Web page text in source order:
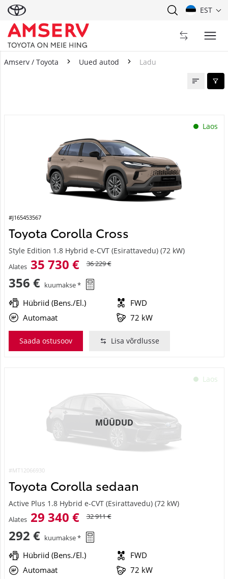
EST
Amserv / Toyota Uued autod Ladu
Laos
#J165453567
Toyota Corolla Cross
Style Edition 1.8 Hybrid e-CVT (Esirattavedu) (72 kW)
Alates 35 730 € 36 229 €
356 € kuumakse *
Hübriid (Bens./El.)
FWD
Automaat
72 kW
Saada ostusoov Lisa võrdlusse
Laos
#MT12066930
MÜÜDUD
Toyota Corolla sedaan
Active Plus 1.8 Hybrid e-CVT (Esirattavedu) (72 kW)
Alates 29 340 € 32 911 €
292 € kuumakse *
Hübriid (Bens./El.)
FWD
Automaat
72 kW